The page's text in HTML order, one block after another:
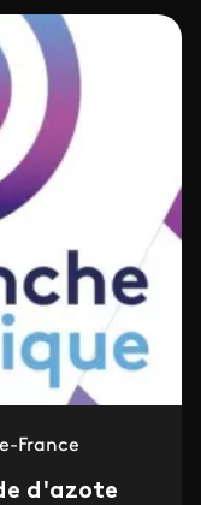
France
d'azote